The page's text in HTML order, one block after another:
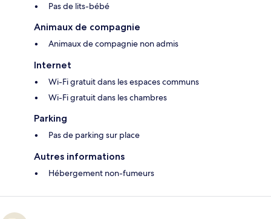
Pas de lits-bébé
Animaux de compagnie
Animaux de compagnie non admis
Internet
Wi-Fi gratuit dans les espaces communs
Wi-Fi gratuit dans les chambres
Parking
Pas de parking sur place
Autres informations
Hébergement non-fumeurs